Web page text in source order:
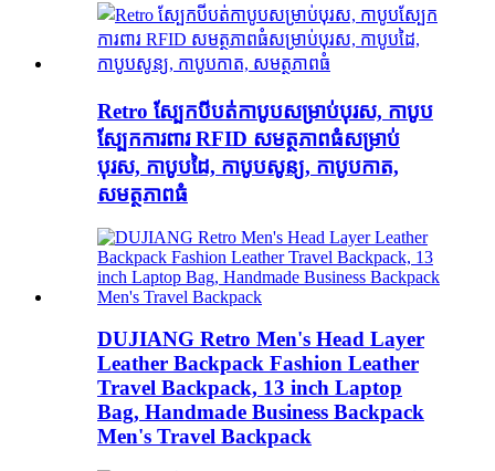
Retro ស្បែកបីបត់កាបូបសម្រាប់បុរស, កាបូប
ស្បែកការពារ RFID សមត្ថភាពធំសម្រាប់
បុរស, កាបូបដៃ, កាបូបសូន្យ, កាបូបកាត,
សមត្ថភាពធំ
DUJIANG Retro Men's Head Layer
Leather Backpack Fashion Leather
Travel Backpack, 13 inch Laptop
Bag, Handmade Business Backpack
Men's Travel Backpack